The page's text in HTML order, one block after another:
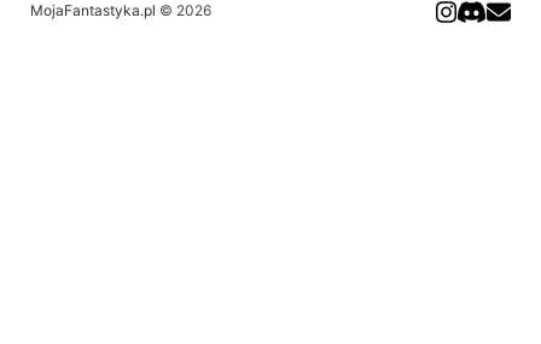
MojaFantastyka.pl © 2026